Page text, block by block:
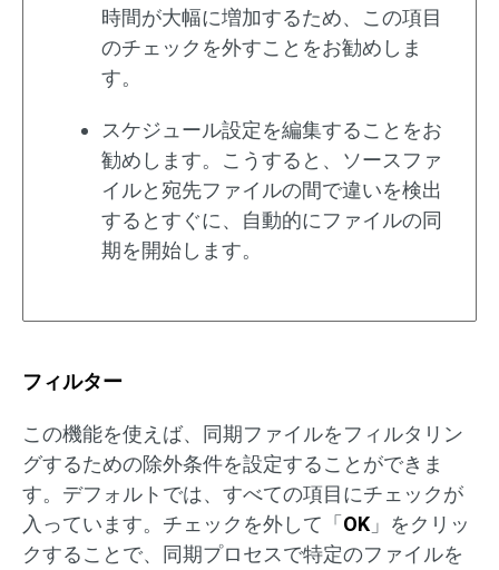
時間が大幅に増加するため、この項目
のチェックを外すことをお勧めしま
す。
スケジュール設定を編集することをお
勧めします。こうすると、ソースファ
イルと宛先ファイルの間で違いを検出
するとすぐに、自動的にファイルの同
期を開始します。
フィルター
この機能を使えば、同期ファイルをフィルタリン
グするための除外条件を設定することができま
す。デフォルトでは、すべての項目にチェックが
入っています。チェックを外して「OK 」をクリッ
クすることで、同期プロセスで特定のファイルを